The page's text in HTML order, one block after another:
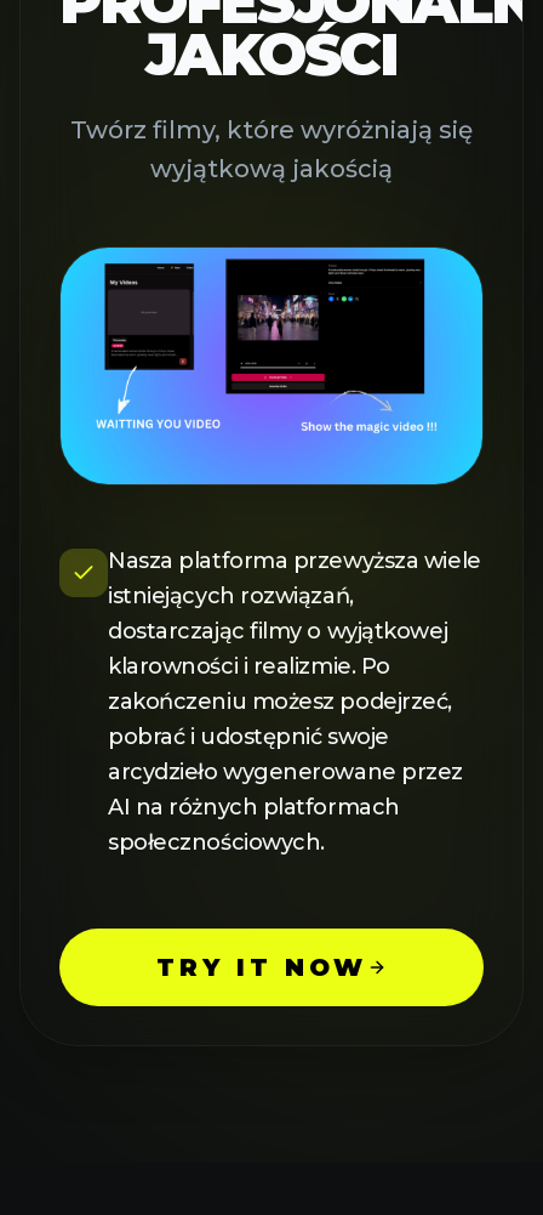
JAKOŚCI
Twórz filmy, które wyróżniają się
wyjątkową jakością
Nasza platforma przewyższa wiele
istniejących rozwiązań,
dostarczając filmy o wyjątkowej
klarowności i realizmie. Po
zakończeniu możesz podejrzeć,
pobrać i udostępnić swoje
arcydzieło wygenerowane przez
AI na różnych platformach
społecznościowych.
TRY IT NOW